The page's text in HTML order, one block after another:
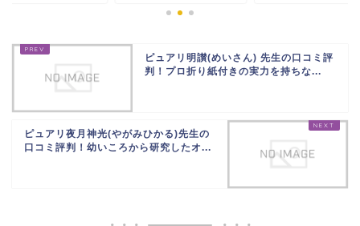
ピュアリ明讃(めいさん) 先生の口コミ評
判！プロ折り紙付きの実力を持ちな...
ピュアリ夜月神光(やがみひかる)先生の
口コミ評判！幼いころから研究したオ...